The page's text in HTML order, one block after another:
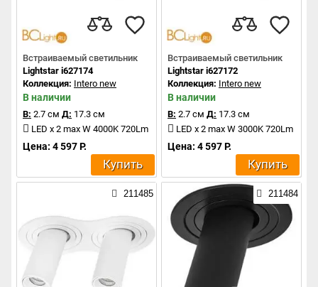
Встраиваемый светильник
Lightstar i627174
Коллекция: Intero new
В наличии
В: 2.7 см Д: 17.3 см
LED x 2 max W 4000K 720Lm
Цена: 4 597 Р.
Купить
Встраиваемый светильник
Lightstar i627172
Коллекция: Intero new
В наличии
В: 2.7 см Д: 17.3 см
LED x 2 max W 3000K 720Lm
Цена: 4 597 Р.
Купить
211485 211484